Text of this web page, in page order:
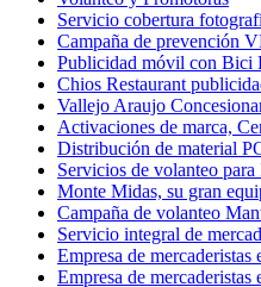
Servicio cobertura
Campaña de prevención
Publicidad móvil con Bici
Chios Restaurant
Vallejo Araujo
Activaciones de marca,
Distribución de material
Servicios de volanteo para
Monte Midas, su gran
Campaña de volanteo
Servicio integral de
Empresa de mercaderistas
Empresa de mercaderistas